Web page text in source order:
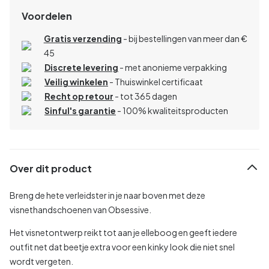
Voordelen
Gratis verzending - bij bestellingen van meer dan €
45
Discrete levering - met anonieme verpakking
Veilig winkelen - Thuiswinkel certificaat
Recht op retour - tot 365 dagen
Sinful's garantie - 100% kwaliteitsproducten
Over dit product
Breng de hete verleidster in je naar boven met deze
visnethandschoenen van Obsessive.
Het visnetontwerp reikt tot aan je elleboog en geeft iedere
outfit net dat beetje extra voor een kinky look die niet snel
wordt vergeten.